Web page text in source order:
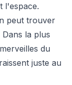
l'espace.
peut trouver
la plus
du
juste au